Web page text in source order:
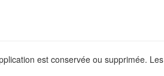
est conservée ou supprimée. Les